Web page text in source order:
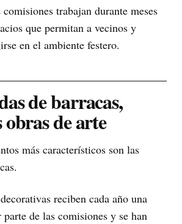
trabajan durante meses
que permitan a vecinos y
en el ambiente festero.
de barracas,
de arte
más característicos son las
reciben cada año una
de las comisiones y se han